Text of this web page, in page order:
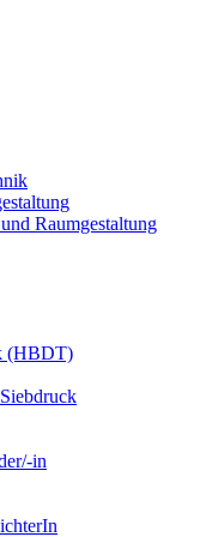
Raumgestaltung
(HBDT)
in